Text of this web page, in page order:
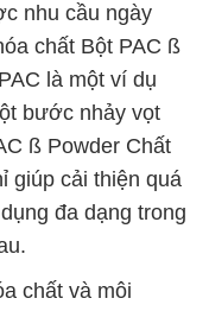
nhu cầu ngày
chất Bột PAC ß
là một ví dụ
bước nhảy vọt
ß Powder Chất
giúp cải thiện quá
đa dạng trong
chất và môi